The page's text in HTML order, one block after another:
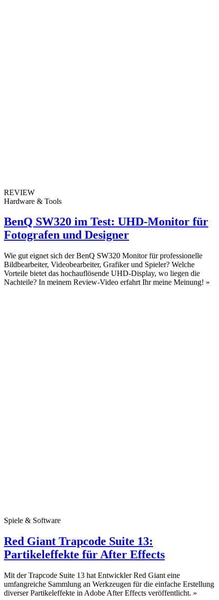
REVIEW
Hardware & Tools
BenQ SW320 im Test: UHD-Monitor für
Fotografen und Designer
Wie gut eignet sich der BenQ SW320 Monitor für professionelle
Bildbearbeiter, Videobearbeiter, Grafiker und Spieler? Welche
Vorteile bietet das hochauflösende UHD-Display, wo liegen die
Nachteile? In meinem Review-Video erfahrt Ihr meine Meinung! »
Spiele & Software
Red Giant Trapcode Suite 13:
Partikeleffekte für After Effects
Mit der Trapcode Suite 13 hat Entwickler Red Giant eine
umfangreiche Sammlung an Werkzeugen für die einfache Erstellung
diverser Partikeleffekte in Adobe After Effects veröffentlicht. »